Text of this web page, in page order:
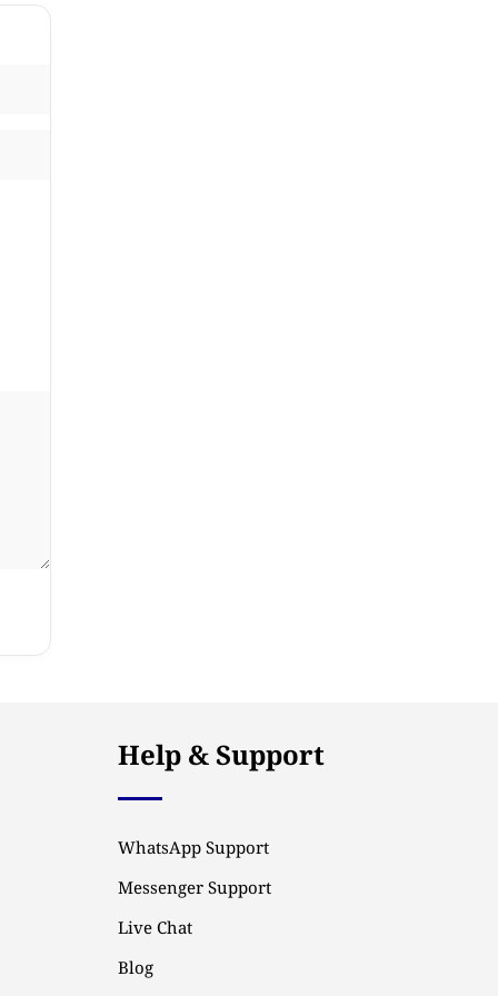
Help & Support
WhatsApp Support
Messenger Support
Live Chat
Blog